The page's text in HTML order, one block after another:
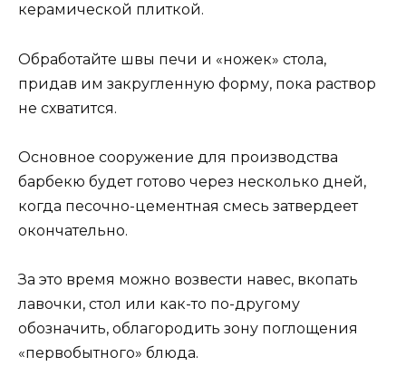
керамической плиткой.
Обработайте швы печи и «ножек» стола,
придав им закругленную форму, пока раствор
не схватится.
Основное сооружение для производства
барбекю будет готово через несколько дней,
когда песочно-цементная смесь затвердеет
окончательно.
За это время можно возвести навес, вкопать
лавочки, стол или как-то по-другому
обозначить, облагородить зону поглощения
«первобытного» блюда.